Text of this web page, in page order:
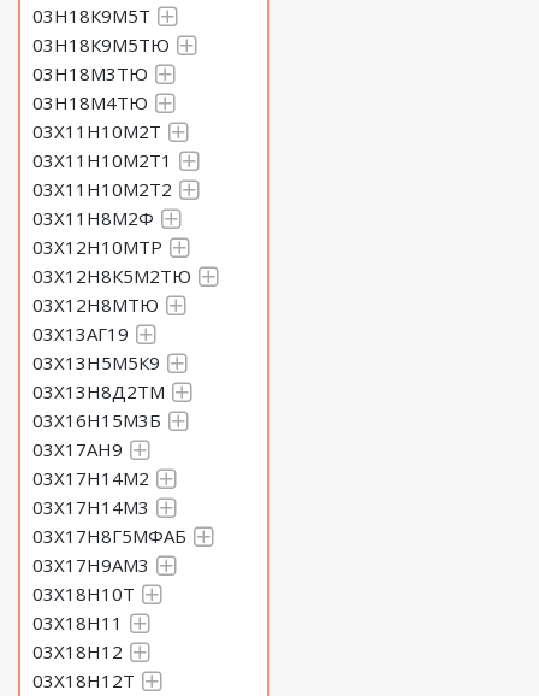
03Н18К9М5Т
03Н18К9М5ТЮ
03Н18М3ТЮ
03Н18М4ТЮ
03Х11Н10М2Т
03Х11Н10М2Т1
03Х11Н10М2Т2
03Х11Н8М2Ф
03Х12Н10МТР
03Х12Н8К5М2ТЮ
03Х12Н8МТЮ
03Х13АГ19
03Х13Н5М5К9
03Х13Н8Д2ТМ
03Х16Н15М3Б
03Х17АН9
03Х17Н14М2
03Х17Н14М3
03Х17Н8Г5МФАБ
03Х17Н9АМ3
03Х18Н10Т
03Х18Н11
03Х18Н12
03Х18Н12Т